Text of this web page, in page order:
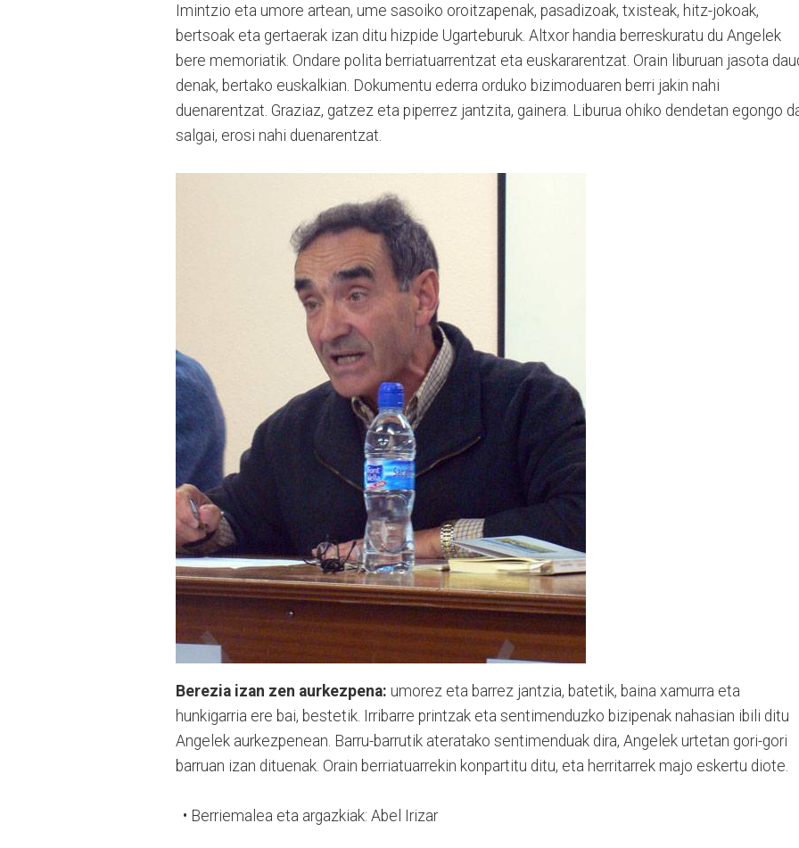
Imintzio eta umore artean, ume sasoiko oroitzapenak, pasadizoak, txisteak, hitz-jokoak,
bertsoak eta gertaerak izan ditu hizpide Ugarteburuk. Altxor handia berreskuratu du Angelek
bere memoriatik. Ondare polita berriatuarrentzat eta euskararentzat. Orain liburuan jasota
denak, bertako euskalkian. Dokumentu ederra orduko bizimoduaren berri jakin nahi
duenarentzat. Graziaz, gatzez eta piperrez jantzita, gainera. Liburua ohiko dendetan egongo
salgai, erosi nahi duenarentzat.
Berezia izan zen aurkezpena: umorez eta barrez jantzia, batetik, baina xamurra eta
hunkigarria ere bai, bestetik. Irribarre printzak eta sentimenduzko bizipenak nahasian ibili ditu
Angelek aurkezpenean. Barru-barrutik ateratako sentimenduak dira, Angelek urtetan gori-gori
barruan izan dituenak. Orain berriatuarrekin konpartitu ditu, eta herritarrek majo eskertu diote.
• Berriemalea eta argazkiak: Abel Irizar